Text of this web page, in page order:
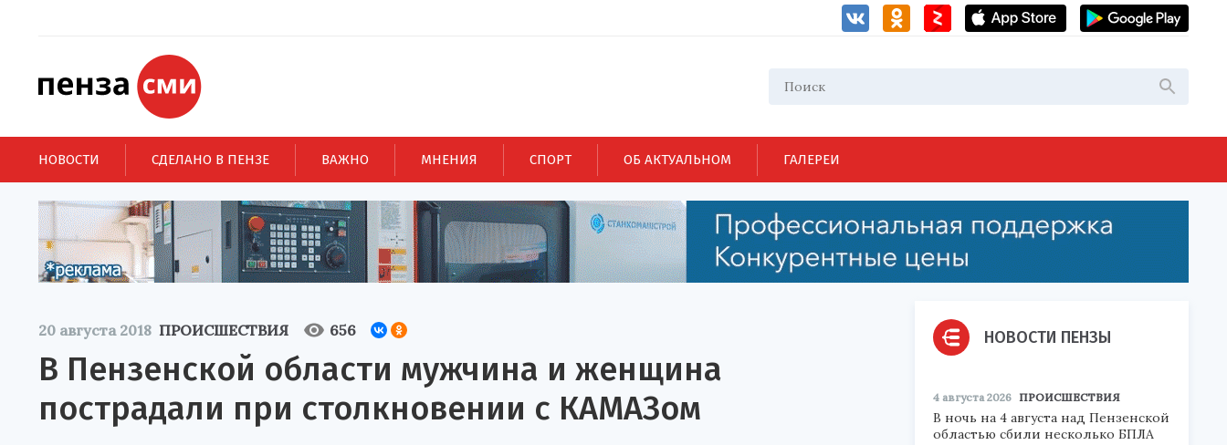
НОВОСТИ СДЕЛАНО В ПЕНЗЕ ВАЖНО МНЕНИЯ СПОРТ ОБ АКТУАЛЬНОМ ГАЛЕРЕИ
20 августа 2018 ПРОИСШЕСТВИЯ 656
В Пензенской области мужчина и женщина
пострадали при столкновении с КАМАЗом
НОВОСТИ ПЕНЗЫ
4 августа 2026 ПРОИСШЕСТВИЯ
В ночь на 4 августа над Пензенской
областью сбили несколько БПЛА